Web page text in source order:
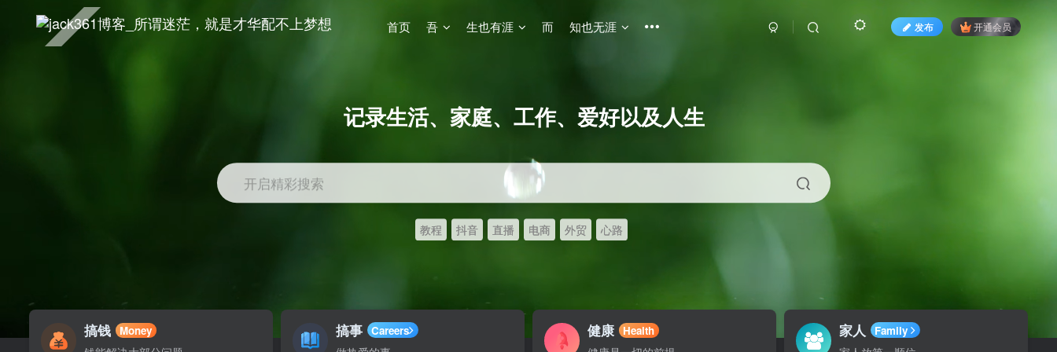
首页 吾 生也有涯 而 知也无涯 发布 开通会员
记录生活、家庭、工作、爱好以及人生
开启精彩搜索
教程 抖音 直播 电商 外贸 心路
搞钱 Money 搞事 Careers 健康 Health 家人 Family